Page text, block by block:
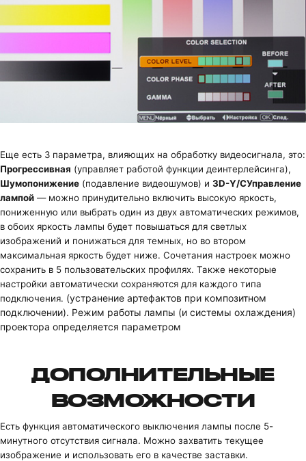
Еще есть 3 параметра, влияющих на обработку видеосигнала, это:
Прогрессивная (управляет работой функции деинтерлейсинга),
Шумопонижение (подавление видеошумов) и 3D-Y/CУправление
лампой — можно принудительно включить высокую яркость,
пониженную или выбрать один из двух автоматических режимов,
в обоих яркость лампы будет повышаться для светлых
изображений и понижаться для темных, но во втором
максимальная яркость будет ниже. Сочетания настроек можно
сохранить в 5 пользовательских профилях. Также некоторые
настройки автоматически сохраняются для каждого типа
подключения. (устранение артефактов при композитном
подключении). Режим работы лампы (и системы охлаждения)
проектора определяется параметром
ДОПОЛНИТЕЛЬНЫЕ
ВОЗМОЖНОСТИ
Есть функция автоматического выключения лампы после 5-
минутного отсутствия сигнала. Можно захватить текущее
изображение и использовать его в качестве заставки.